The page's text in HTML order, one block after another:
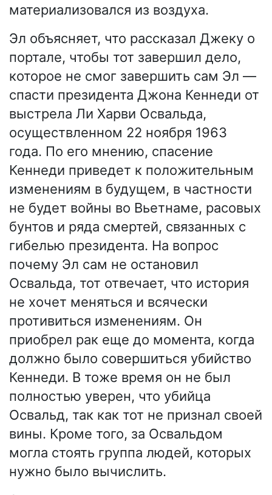
материализовался из воздуха.
Эл объясняет, что рассказал Джеку о
портале, чтобы тот завершил дело,
которое не смог завершить сам Эл —
спасти президента Джона Кеннеди от
выстрела Ли Харви Освальда,
осуществленном 22 ноября 1963
года. По его мнению, спасение
Кеннеди приведет к положительным
изменениям в будущем, в частности
не будет войны во Вьетнаме, расовых
бунтов и ряда смертей, связанных с
гибелью президента. На вопрос
почему Эл сам не остановил
Освальда, тот отвечает, что история
не хочет меняться и всячески
противиться изменениям. Он
приобрел рак еще до момента, когда
должно было совершиться убийство
Кеннеди. В тоже время он не был
полностью уверен, что убийца
Освальд, так как тот не признал своей
вины. Кроме того, за Освальдом
могла стоять группа людей, которых
нужно было вычислить.